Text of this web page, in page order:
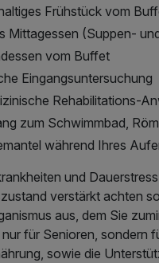
Frühstück vom
Mittagessen (Suppen-
vom Buffet
Eingangsuntersuchung
Rehabilitations-
zum Schwimmbad,
während Ihres
und
verstärkt achten
aus, dem Sie
für Senioren, sondern
sowie die